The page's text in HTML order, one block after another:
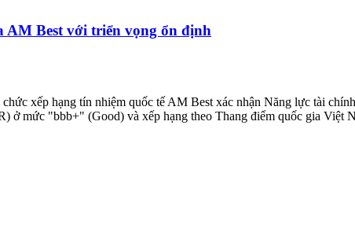
AM Best với triển vọng ổn định
xếp hạng tín nhiệm quốc tế AM Best xác nhận Năng lực tài
ở mức "bbb+" (Good) và xếp hạng theo Thang điểm quốc gia Việt